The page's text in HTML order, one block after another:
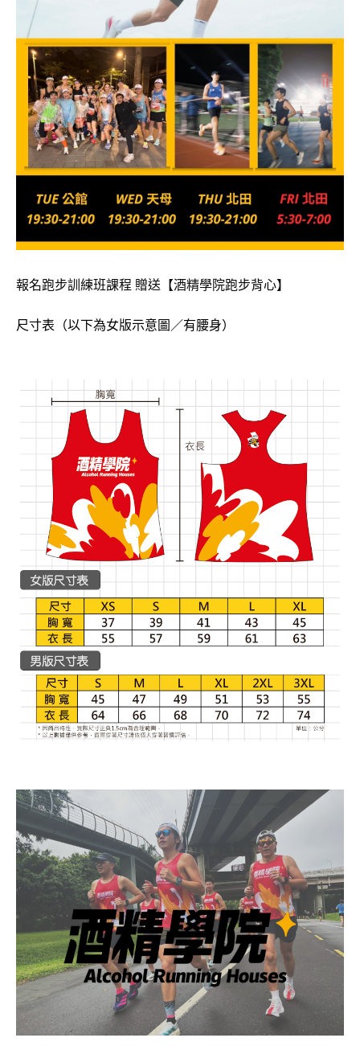
報名跑步訓練班課程 贈送【酒精學院跑步背心】
尺寸表（以下為女版示意圖／有腰身）